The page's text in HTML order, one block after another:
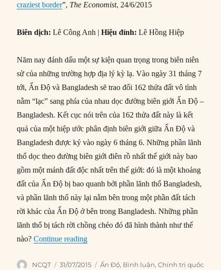
craziest border”, The Economist, 24/6/2015
Biên dịch: Lê Công Anh |Hiệu đính:Lê Hồng Hiệp
Năm nay đánh dấu một sự kiện quan trọng trong biên niên
sử của những trường hợp địa lý kỳ lạ. Vào ngày 31 tháng 7
tới, Ấn Độ và Bangladesh sẽ trao đổi 162 thửa đất vô tình
nằm “lạc” sang phía của nhau dọc đường biên giới Ấn Độ –
Bangladesh. Kết cục nói trên của 162 thửa đất này là kết
quả của một hiệp ước phân định biên giới giữa Ấn Độ và
Bangladesh được ký vào ngày 6 tháng 6. Những phần lãnh
thổ dọc theo đường biên giới điên rồ nhất thế giới này bao
gồm một mảnh đất độc nhất trên thế giới: đó là một khoảng
đất của Ấn Độ bị bao quanh bởi phần lãnh thổ Bangladesh,
và phần lãnh thổ này lại nằm bên trong một phần đất tách
rời khác của Ấn Độ ở bên trong Bangladesh. Những phần
lãnh thổ bị tách rời chồng chéo đó đã hình thành như thế
nào?Continue reading“Đường biên giới điên rồ giữa Ấn Độ và
Author
NCQT
Posted
31/07/2015 Categories
Ấn Độ, Bình luận,Chính trị quốc